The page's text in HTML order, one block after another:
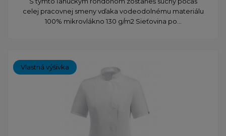
celej pracovnej smeny vďaka vodeodolnému materiálu
100% mikrovlákno 130 g/m2 Sieťovina po...
Vlastná výšivka